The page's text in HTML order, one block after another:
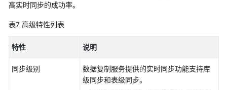
高实时同步的成功率。
表7 高级特性列表
特性 说明
同步级别 数据复制服务提供的实时同步功能支持库
级同步和表级同步。